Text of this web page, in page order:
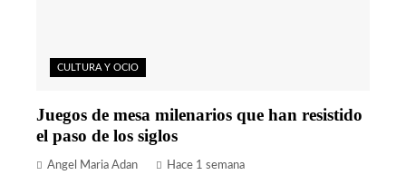
CULTURA Y OCIO
Juegos de mesa milenarios que han resistido
el paso de los siglos
Angel Maria Adan Hace 1 semana